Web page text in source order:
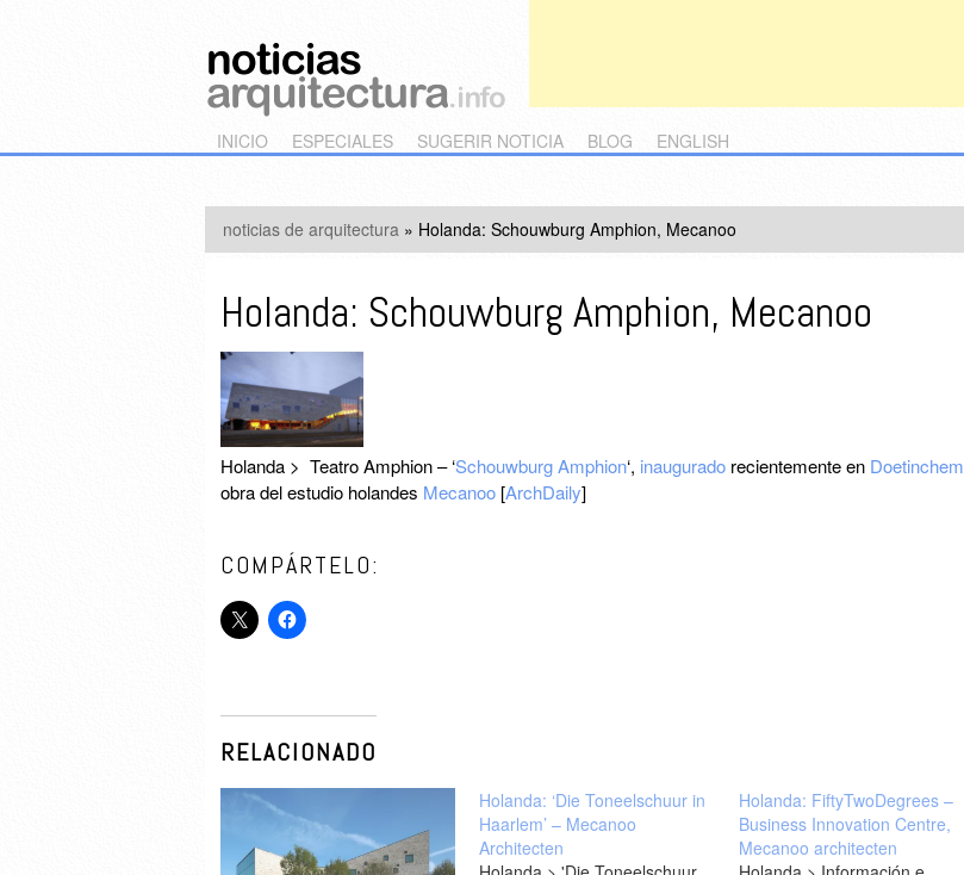
Main menu
Skip to primary content
Skip to secondary content
INICIO ESPECIALES SUGERIR NOTICIA BLOG ENGLISH
noticias de arquitectura » Holanda: Schouwburg Amphion, Mecanoo
Holanda: Schouwburg Amphion, Mecanoo
Holanda > Teatro Amphion – ‘Schouwburg Amphion‘, inauguradorecientemente en Doetinchem
obra del estudio holandes Mecanoo[ArchDaily]
COMPÁRTELO:
RELACIONADO
Holanda: ‘Die Toneelschuur in
Haarlem’ – Mecanoo
Architecten
Holanda: FiftyTwoDegrees –
Business Innovation Centre,
Mecanoo architecten